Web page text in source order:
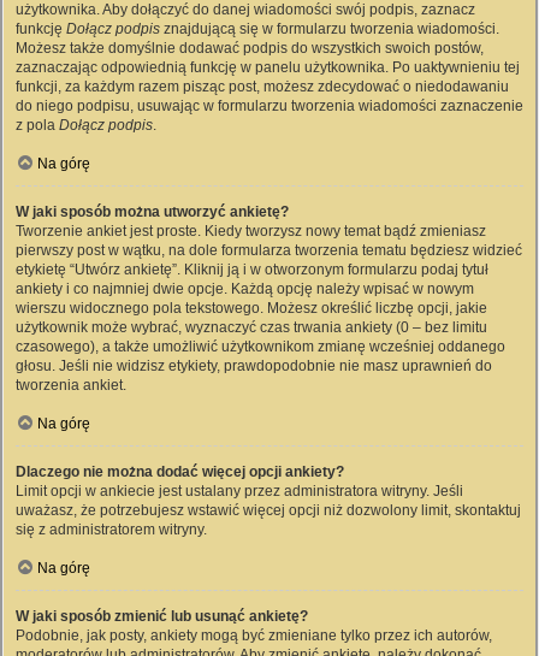
użytkownika. Aby dołączyć do danej wiadomości swój podpis, zaznacz
funkcję Dołącz podpis znajdującą się w formularzu tworzenia wiadomości.
Możesz także domyślnie dodawać podpis do wszystkich swoich postów,
zaznaczając odpowiednią funkcję w panelu użytkownika. Po uaktywnieniu tej
funkcji, za każdym razem pisząc post, możesz zdecydować o niedodawaniu
do niego podpisu, usuwając w formularzu tworzenia wiadomości zaznaczenie
z pola Dołącz podpis.
Na górę
W jaki sposób można utworzyć ankietę?
Tworzenie ankiet jest proste. Kiedy tworzysz nowy temat bądź zmieniasz
pierwszy post w wątku, na dole formularza tworzenia tematu będziesz widzieć
etykietę “Utwórz ankietę”. Kliknij ją i w otworzonym formularzu podaj tytuł
ankiety i co najmniej dwie opcje. Każdą opcję należy wpisać w nowym
wierszu widocznego pola tekstowego. Możesz określić liczbę opcji, jakie
użytkownik może wybrać, wyznaczyć czas trwania ankiety (0 – bez limitu
czasowego), a także umożliwić użytkownikom zmianę wcześniej oddanego
głosu. Jeśli nie widzisz etykiety, prawdopodobnie nie masz uprawnień do
tworzenia ankiet.
Na górę
Dlaczego nie można dodać więcej opcji ankiety?
Limit opcji w ankiecie jest ustalany przez administratora witryny. Jeśli
uważasz, że potrzebujesz wstawić więcej opcji niż dozwolony limit, skontaktuj
się z administratorem witryny.
Na górę
W jaki sposób zmienić lub usunąć ankietę?
Podobnie, jak posty, ankiety mogą być zmieniane tylko przez ich autorów,